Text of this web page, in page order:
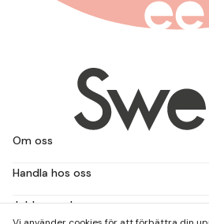
Om oss
Handla hos oss
Jobba med oss